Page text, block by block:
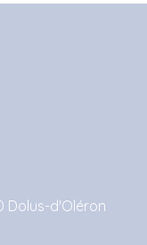
Dolus-d'Oléron